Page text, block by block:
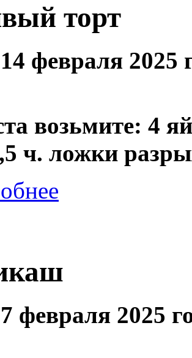
торт
февраля 2025
возьмите: 4
ч. ложки
февраля 2025